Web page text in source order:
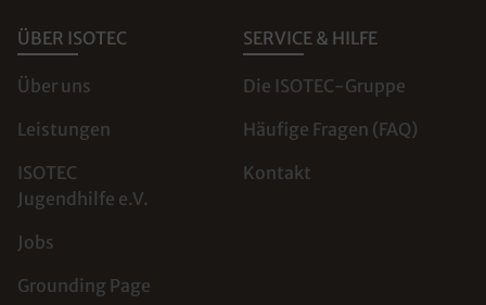
ÜBER ISOTEC
Über uns
Leistungen
ISOTEC
Jugendhilfe e.V.
Jobs
Grounding Page
SERVICE & HILFE
Die ISOTEC-Gruppe
Häufige Fragen (FAQ)
Kontakt